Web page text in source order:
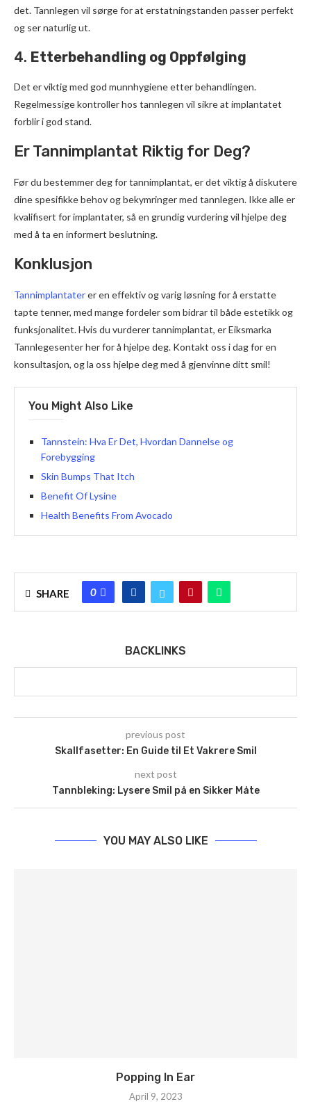
det. Tannlegen vil sørge for at erstatningstanden passer perfekt
og ser naturlig ut.
4. Etterbehandling og Oppfølging
Det er viktig med god munnhygiene etter behandlingen.
Regelmessige kontroller hos tannlegen vil sikre at implantatet
forblir i god stand.
Er Tannimplantat Riktig for Deg?
Før du bestemmer deg for tannimplantat, er det viktig å diskutere
dine spesifikke behov og bekymringer med tannlegen. Ikke alle er
kvalifisert for implantater, så en grundig vurdering vil hjelpe deg
med å ta en informert beslutning.
Konklusjon
Tannimplantaterer en effektiv og varig løsning for å erstatte
tapte tenner, med mange fordeler som bidrar til både estetikk og
funksjonalitet. Hvis du vurderer tannimplantat, er Eiksmarka
Tannlegesenter her for å hjelpe deg. Kontakt oss i dag for en
konsultasjon, og la oss hjelpe deg med å gjenvinne ditt smil!
You Might Also Like
Tannstein: Hva Er Det, Hvordan Dannelse og
Forebygging
Skin Bumps That Itch
Benefit Of Lysine
Health Benefits From Avocado
SHARE 0
BACKLINKS
previous post
Skallfasetter: En Guide til Et Vakrere Smil
next post
Tannbleking: Lysere Smil på en Sikker Måte
YOU MAY ALSO LIKE
Popping In Ear
April 9, 2023